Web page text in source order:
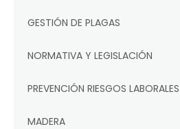
GESTIÓN DE PLAGAS
NORMATIVA Y LEGISLACIÓN
PREVENCIÓN RIESGOS LABORALES
MADERA